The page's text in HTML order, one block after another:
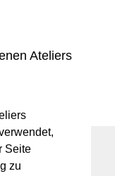
Ateliers
Seite
zu